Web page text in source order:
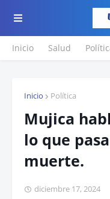
Inicio Salud
Inicio Política
Mujica
lo que
muerte.
diciembre 17, 2024